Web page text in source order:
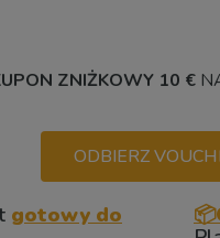
ZNIŻKOWY 10 €
ODBIERZ
gotowy do